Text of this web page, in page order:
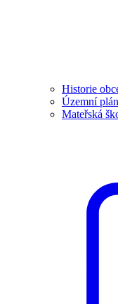
Historie
Územní plán
Mateřská